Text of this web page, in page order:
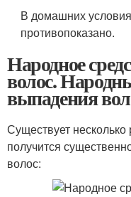
В домашних
противопоказано.
Народное
волос.
выпадения
Существует
получится
волос: